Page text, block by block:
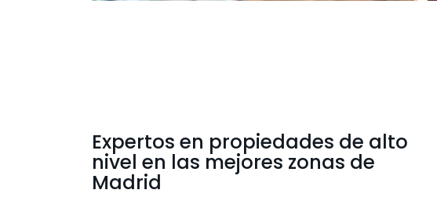
Expertos en propiedades de alto
nivel en las mejores zonas de
Madrid